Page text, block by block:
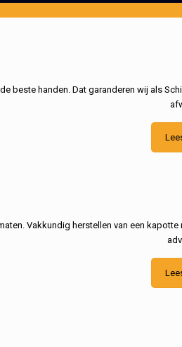
beste handen. Dat garanderen wij als
Vakkundig herstellen van een